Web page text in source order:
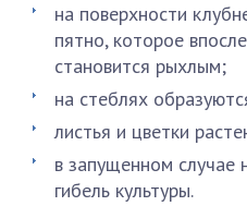
на поверхности
пятно, которое
становится рыхлым;
на стеблях
листья и цветки
в запущенном случае
гибель культуры.